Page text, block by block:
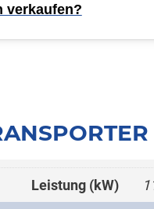
verkaufen?
Leistung (kW)